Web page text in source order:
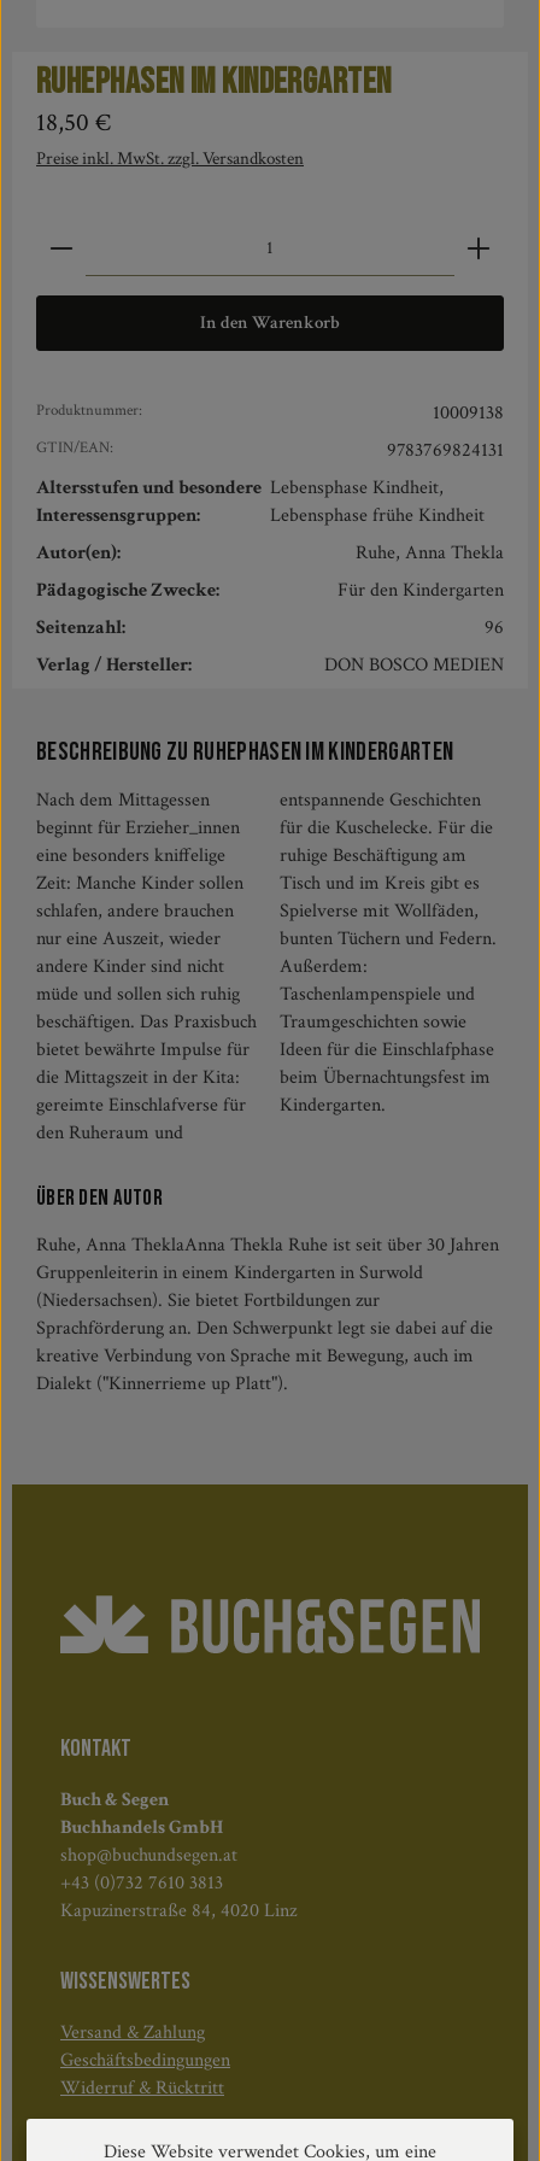
Ruhephasen im Kindergarten
Regulärer Preis:
18,50 €
Preise inkl. MwSt. zzgl. Versandkosten
Produkt Anzahl: Gib den gewünschten Wert ein oder
In den Warenkorb
Produktnummer: 10009138
GTIN/EAN:
9783769824131
Altersstufen und besondere
Interessensgruppen:
Lebensphase Kindheit,
Lebensphase frühe Kindheit
Autor(en):
Ruhe, Anna Thekla
Pädagogische Zwecke:
Für den Kindergarten
Seitenzahl:
96
Verlag / Hersteller:
DON BOSCO MEDIEN
Beschreibung zu Ruhephasen im Kindergarten
Nach dem Mittagessen
beginnt für Erzieher_innen
eine besonders kniffelige
Zeit: Manche Kinder sollen
schlafen, andere brauchen
nur eine Auszeit, wieder
andere Kinder sind nicht
müde und sollen sich ruhig
beschäftigen. Das Praxisbuch
bietet bewährte Impulse für
die Mittagszeit in der Kita:
gereimte Einschlafverse für
den Ruheraum und
entspannende Geschichten
für die Kuschelecke. Für die
ruhige Beschäftigung am
Tisch und im Kreis gibt es
Spielverse mit Wollfäden,
bunten Tüchern und Federn.
Außerdem:
Taschenlampenspiele und
Traumgeschichten sowie
Ideen für die Einschlafphase
beim Übernachtungsfest im
Kindergarten.
Über den Autor
Ruhe, Anna TheklaAnna Thekla Ruhe ist seit über 30 Jahren
Gruppenleiterin in einem Kindergarten in Surwold
(Niedersachsen). Sie bietet Fortbildungen zur
Sprachförderung an. Den Schwerpunkt legt sie dabei auf die
kreative Verbindung von Sprache mit Bewegung, auch im
Dialekt ("Kinnerrieme up Platt").
KONTAKT
Buch & Segen
Buchhandels GmbH
shop@buchundsegen.at
+43 (0)732 7610 3813
Kapuzinerstraße 84, 4020 Linz
WISSENSWERTES
Versand & Zahlung
Geschäftsbedingungen
Widerruf & Rücktritt
Öffnungszeiten:
Diese Website verwendet Cookies, um eine